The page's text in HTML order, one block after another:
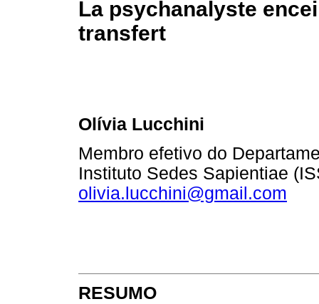
La psychanalyste
transfert
Olívia Lucchini
Membro efetivo do
Instituto Sedes Sapientiae
olivia.lucchini@gmail.com
RESUMO